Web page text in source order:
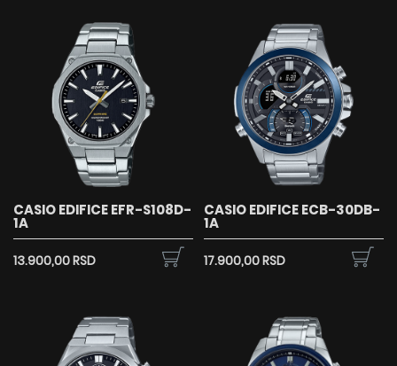
CASIO EDIFICE EFR-S108D-
1A
13.900,00 RSD
CASIO EDIFICE ECB-30DB-
1A
17.900,00 RSD